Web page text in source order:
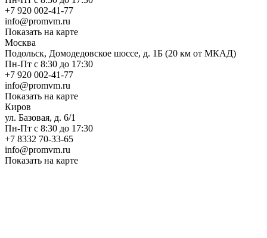
+7 920 002-41-77
info@promvm.ru
Показать на карте
Москва
Подольск, Домодедовское шоссе, д. 1Б (20 км от МКАД)
Пн-Пт с 8:30 до 17:30
+7 920 002-41-77
info@promvm.ru
Показать на карте
Киров
ул. Базовая, д. 6/1
Пн-Пт с 8:30 до 17:30
+7 8332 70-33-65
info@promvm.ru
Показать на карте